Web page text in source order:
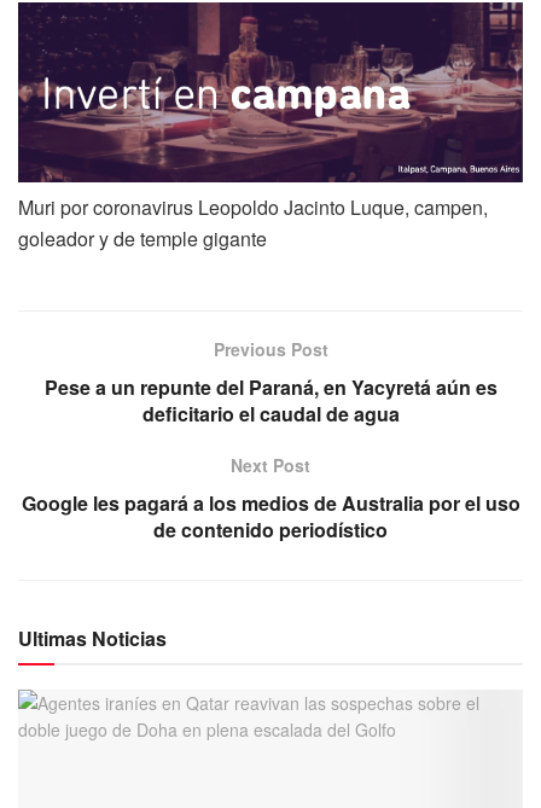
Muri por coronavirus Leopoldo Jacinto Luque, campen,
goleador y de temple gigante
Previous Post
Pese a un repunte del Paraná, en Yacyretá aún es
deficitario el caudal de agua
Next Post
Google les pagará a los medios de Australia por el uso
de contenido periodístico
Ultimas Noticias